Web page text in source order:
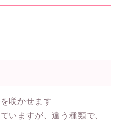
咲かせます
いますが、違う種類で、